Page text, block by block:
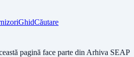
GhidCăutare
pagină face parte din Arhiva SEAP